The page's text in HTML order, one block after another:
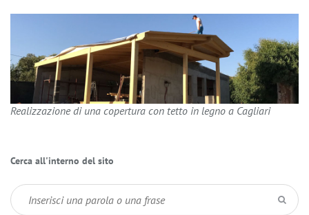
Realizzazione di una copertura con tetto in legno a Cagliari
Cerca all'interno del sito